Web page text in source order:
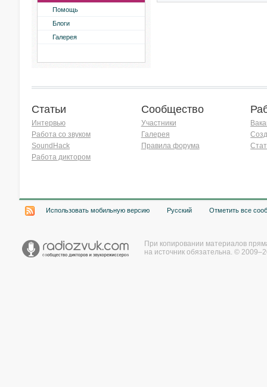
Помощь
Блоги
Галерея
Статьи
Интервью
Работа со звуком
SoundHack
Работа диктором
Сообщество
Участники
Галерея
Правила форума
Использовать мобильную версию Русский Отметить все
При копировании материалов
на источник обязательна. ©